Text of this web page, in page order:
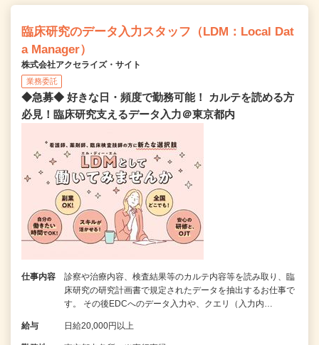
臨床研究のデータ入力スタッフ（LDM：Local Dat
a Manager）
株式会社アクセライズ・サイト
業務委託
◆急募◆ 好きな日・頻度で勤務可能！ カルテを読める方
必見！臨床研究支えるデータ入力＠東京都内
仕事内容
診察や治療内容、検査結果等のカルテ内容等を読み取り、臨
床研究の研究計画書で規定されたデータを抽出するお仕事で
す。 その後EDCへのデータ入力や、クエリ（入力内…
給与 日給20,000円以上